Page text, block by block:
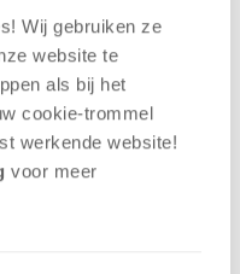
Wij gebruiken ze
website te
als bij het
cookie-trommel
werkende website​!
voor meer
eiland op
spel verandert
aan de hand van
om jouw eiland